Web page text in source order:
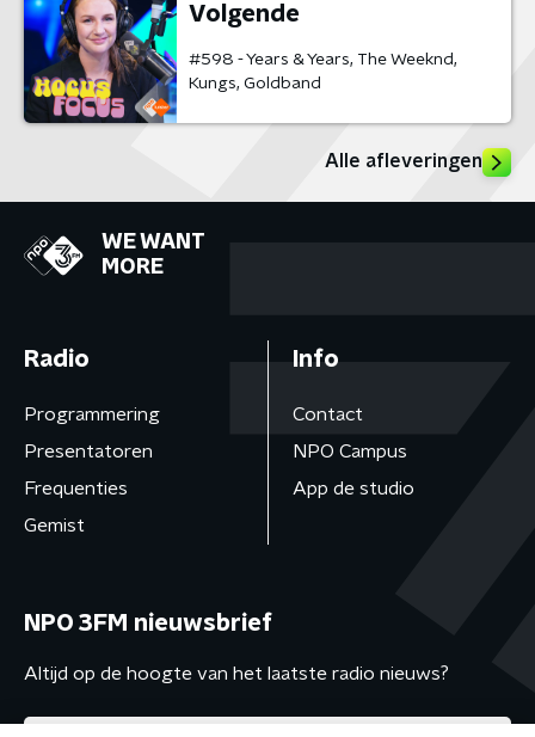
Volgende
#598 - Years & Years, The Weeknd,
Kungs, Goldband
Alle afleveringen
WE WANT
MORE
Radio
Programmering
Presentatoren
Frequenties
Gemist
Info
Contact
NPO Campus
App de studio
NPO 3FM nieuwsbrief
Altijd op de hoogte van het laatste radio nieuws?